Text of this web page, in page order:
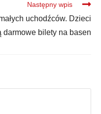
Następny wpis
uchodźców. Dzieci
darmowe bilety na basen